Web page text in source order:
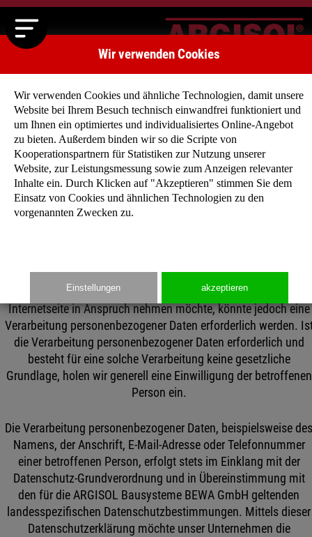
Datenschutz
Datenschutzerklärung
Wir freuen uns sehr über Ihr Interesse an unserem
Unternehmen. Datenschutz hat einen besonders hohen
personenbezogener Daten möglich. Sofern eine betroffene
Person besondere Services unseres Unternehmens über unsere
Internetseite in Anspruch nehmen möchte, könnte jedoch eine
Verarbeitung personenbezogener Daten erforderlich werden.
die Verarbeitung personenbezogener Daten erforderlich und
besteht für eine solche Verarbeitung keine gesetzliche
Grundlage, holen wir generell eine Einwilligung der betroffenen
Person ein.
Die Verarbeitung personenbezogener Daten, beispielsweise
Namens, der Anschrift, E-Mail-Adresse oder Telefonnummer
einer betroffenen Person, erfolgt stets im Einklang mit der
Datenschutz-Grundverordnung und in Übereinstimmung mit
den für die ARGISOL Bausysteme BEWA GmbH geltenden
landesspezifischen Datenschutzbestimmungen. Mittels dieser
Datenschutzerklärung möchte unser Unternehmen die
Wir verwenden Cookies
Wir verwenden Cookies und ähnliche Technologien, damit unsere
Website bei Ihrem Besuch technisch einwandfrei funktioniert und
um Ihnen ein optimiertes und individualisiertes Online-Angebot
zu bieten. Außerdem binden wir so die Scripte von
Kooperationspartnern für Statistiken zur Nutzung unserer
Website, zur Leistungsmessung sowie zum Anzeigen relevanter
Inhalte ein. Durch Klicken auf "Akzeptieren" stimmen Sie dem
Einsatz von Cookies und ähnlichen Technologien zu den
vorgenannten Zwecken zu.
Einstellungen akzeptieren